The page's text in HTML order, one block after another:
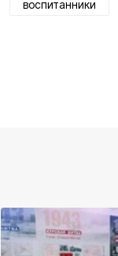
воспитанники